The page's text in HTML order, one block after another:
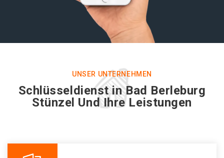
UNSER UNTERNEHMEN
Schlüsseldienst in Bad Berleburg
Stünzel Und Ihre Leistungen